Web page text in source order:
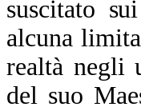
suscitato
alcuna
realtà negli
del suo